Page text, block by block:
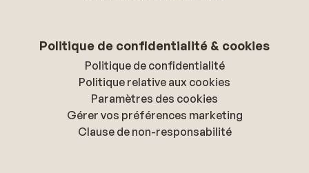
Politique de confidentialité & cookies
Politique de confidentialité
Politique relative aux cookies
Paramètres des cookies
Gérer vos préférences marketing
Clause de non-responsabilité